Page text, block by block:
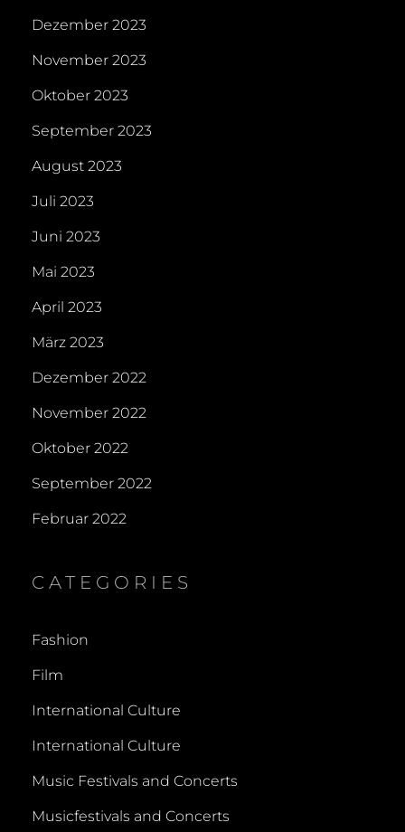
Dezember 2023
November 2023
Oktober 2023
September 2023
August 2023
Juli 2023
Juni 2023
Mai 2023
April 2023
März 2023
Dezember 2022
November 2022
Oktober 2022
September 2022
Februar 2022
CATEGORIES
Fashion
Film
International Culture
International Culture
Music Festivals and Concerts
Musicfestivals and Concerts